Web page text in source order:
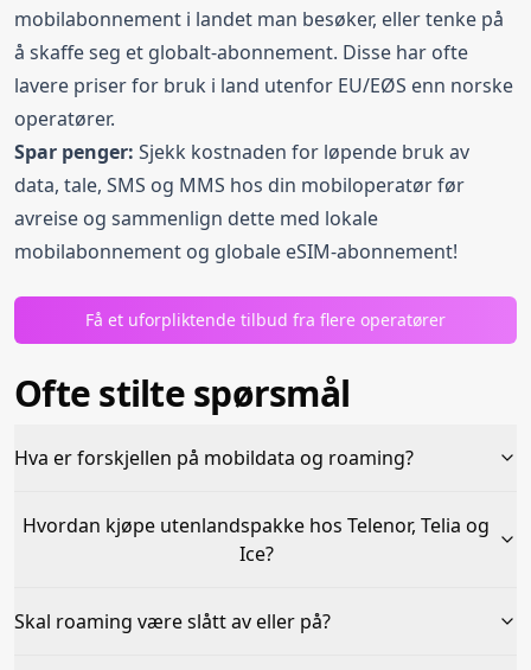
mobilabonnement i landet man besøker, eller tenke på
å skaffe seg et globalt-abonnement. Disse har ofte
lavere priser for bruk i land utenfor EU/EØS enn norske
operatører.
Spar penger: Sjekk kostnaden for løpende bruk av
data, tale, SMS og MMS hos din mobiloperatør før
avreise og sammenlign dette med lokale
mobilabonnement og globale eSIM-abonnement!
Få et uforpliktende tilbud fra flere operatører
Ofte stilte spørsmål
Hva er forskjellen på mobildata og roaming?
Hvordan kjøpe utenlandspakke hos Telenor, Telia og
Ice?
Skal roaming være slått av eller på?